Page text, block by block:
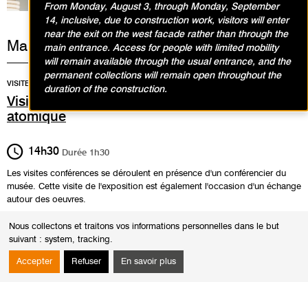
Nous collectons et traitons vos informations personnelles dans le but
suivant : system, tracking.
Accepter Refuser En savoir plus
Mardi 24 décembre 2024
Visites-conférences dans l'exposition L'âge
atomique
VISITES
14h30 Durée 1h30
Les visites conférences se déroulent en présence d'un conférencier du
musée. Cette visite de l'exposition est également l'occasion d'un échange
autour des oeuvres.
Public
Adultes
Adresse
From Monday, August 3, through Monday, September
14, inclusive, due to construction work, visitors will enter
near the exit on the west facade rather than through the
main entrance. Access for people with limited mobility
will remain available through the usual entrance, and the
permanent collections will remain open throughout the
duration of the construction.